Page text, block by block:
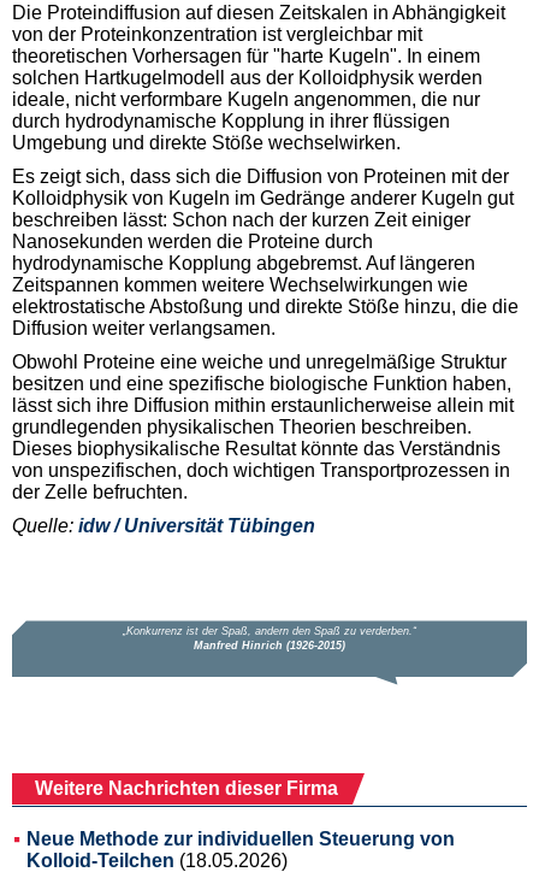
Die Proteindiffusion auf diesen Zeitskalen in Abhängigkeit
von der Proteinkonzentration ist vergleichbar mit
theoretischen Vorhersagen für "harte Kugeln". In einem
solchen Hartkugelmodell aus der Kolloidphysik werden
ideale, nicht verformbare Kugeln angenommen, die nur
durch hydrodynamische Kopplung in ihrer flüssigen
Umgebung und direkte Stöße wechselwirken.
Es zeigt sich, dass sich die Diffusion von Proteinen mit der
Kolloidphysik von Kugeln im Gedränge anderer Kugeln gut
beschreiben lässt: Schon nach der kurzen Zeit einiger
Nanosekunden werden die Proteine durch
hydrodynamische Kopplung abgebremst. Auf längeren
Zeitspannen kommen weitere Wechselwirkungen wie
elektrostatische Abstoßung und direkte Stöße hinzu, die die
Diffusion weiter verlangsamen.
Obwohl Proteine eine weiche und unregelmäßige Struktur
besitzen und eine spezifische biologische Funktion haben,
lässt sich ihre Diffusion mithin erstaunlicherweise allein mit
grundlegenden physikalischen Theorien beschreiben.
Dieses biophysikalische Resultat könnte das Verständnis
von unspezifischen, doch wichtigen Transportprozessen in
der Zelle befruchten.
Quelle: idw / Universität Tübingen
Weitere Nachrichten dieser Firma
Neue Methode zur individuellen Steuerung von
Kolloid-Teilchen (18.05.2026)